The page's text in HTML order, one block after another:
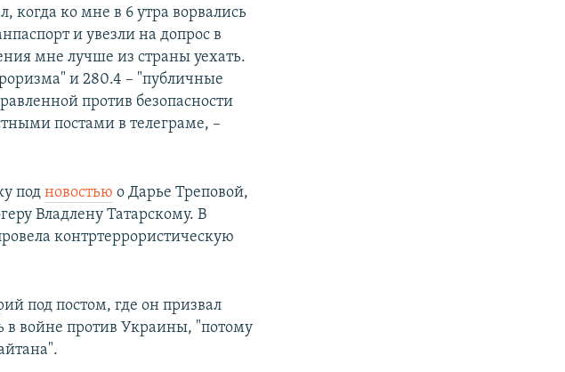
когда ко мне в 6 утра ворвались
и увезли на допрос в
мне лучше из страны уехать.
и 280.4 – "публичные
против безопасности
постами в телеграме, –
подновостью о Дарье Треповой,
Владлену Татарскому. В
контртеррористическую
под постом, где он призвал
в войне против Украины, "потому